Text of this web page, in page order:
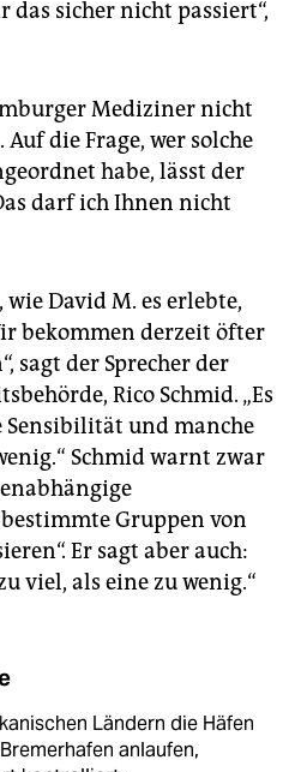
das sicher nicht passiert“,
Mediziner nicht
die Frage, wer solche
habe, lässt der
darf ich Ihnen nicht
David M. es erlebte,
bekommen derzeit öfter
sagt der Sprecher der
Rico Schmid. „Es
Sensibilität und manche
Schmid warnt zwar
Gruppen von
Er sagt aber auch:
viel, als eine zu wenig.“
Ländern die Häfen
anlaufen,